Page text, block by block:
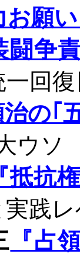
お願
闘争
回
治の
ウソ
抵抗
実践
『占